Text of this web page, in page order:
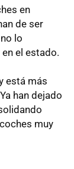
en
de ser
lo
el estado.
está más
han dejado
muy